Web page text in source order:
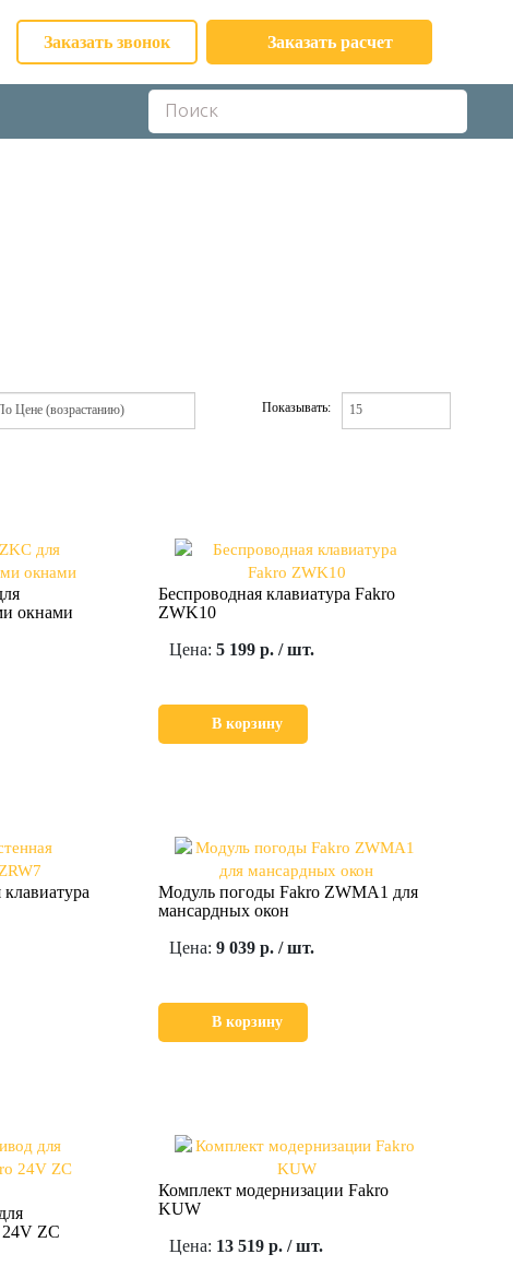
Заказать звонок Заказать расчет
Показывать:
окнами
Беспроводная клавиатура Fakro
ZWK10
Цена:5 199 р. / шт.
В корзину
Модуль погоды Fakro ZWMA1 для
мансардных окон
Цена:9 039 р. / шт.
В корзину
24V ZC
Комплект модернизации Fakro
KUW
Цена: 13 519 р. / шт.